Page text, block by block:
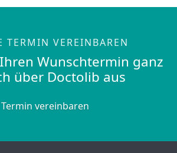
TERMIN VEREINBAREN
Wunschtermin ganz
über Doctolib aus
Termin vereinbaren